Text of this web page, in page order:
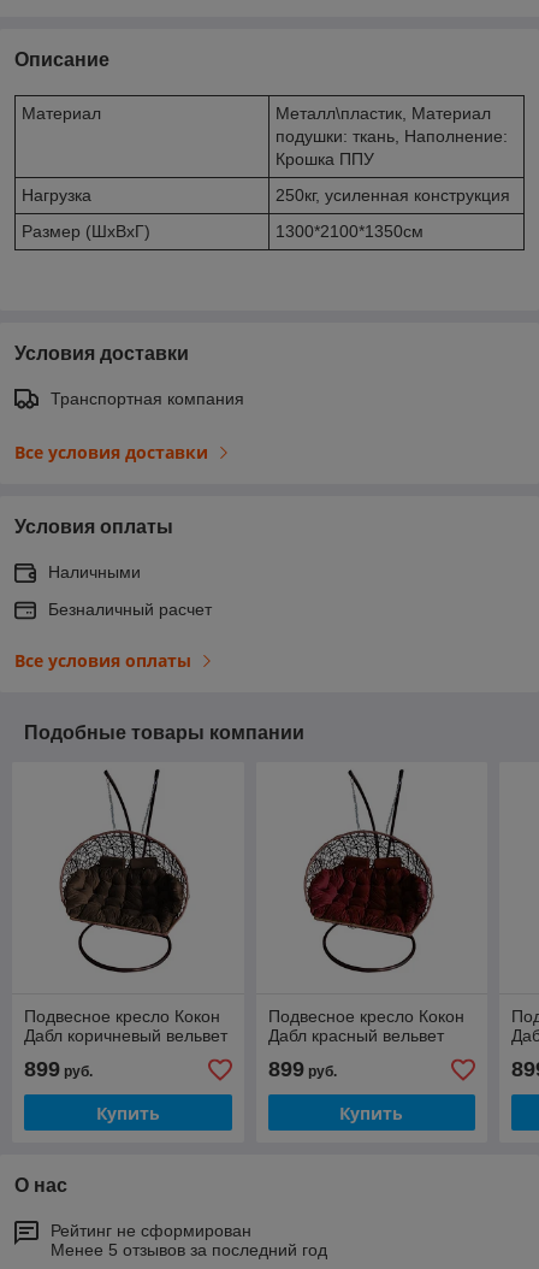
Описание
Материал
Металл\пластик, Материал
подушки: ткань, Наполнение:
Крошка ППУ
Нагрузка
250кг, усиленная конструкция
Размер (ШхВхГ)
1300*2100*1350см
Условия доставки
Транспортная компания
Все условия доставки
Условия оплаты
Наличными
Безналичный расчет
Все условия оплаты
Подобные товары компании
Подвесное кресло Кокон
Дабл коричневый вельвет
899 руб.
Купить
Подвесное кресло Кокон
Дабл красный вельвет
899руб.
Купить
О нас
Рейтинг не сформирован
Менее 5 отзывов за последний год